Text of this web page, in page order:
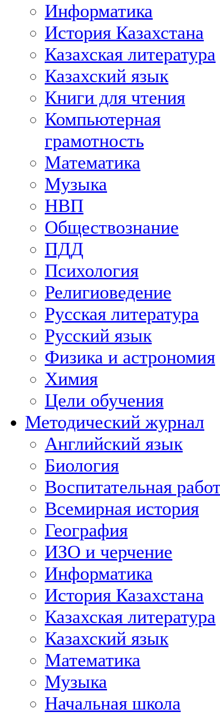
Информатика
История Казахстана
Казахская литература
Казахский язык
Книги для чтения
Компьютерная
грамотность
Математика
Музыка
НВП
Обществознание
ПДД
Психология
Религиоведение
Русская литература
Русский язык
Физика и астрономия
Химия
Цели обучения
Методический журнал
Английский язык
Биология
Воспитательная
Всемирная история
География
ИЗО и черчение
Информатика
История Казахстана
Казахская литература
Казахский язык
Математика
Музыка
Начальная школа